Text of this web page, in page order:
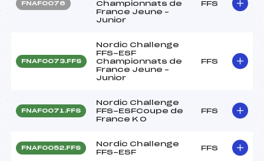
FNAF0076
Championnats de
France Jeune –
Junior
FFS
FNAF0073.FFS
Nordic Challenge
FFS-ESF
Championnats de
France Jeune –
Junior
FFS
FNAF0071.FFS
Nordic Challenge
FFS-ESFCoupe de
France K O
FFS
FNAF0052.FFS
Nordic Challenge
FFS-ESF
FFS